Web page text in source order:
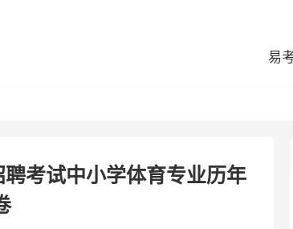
易
考试中小学体育专业历年